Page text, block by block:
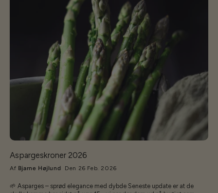
Aspargeskroner 2026
Af Bjarne Højlund Den 26 Feb. 2026
🌱 Asparges – sprød elegance med dybde Seneste update er at de